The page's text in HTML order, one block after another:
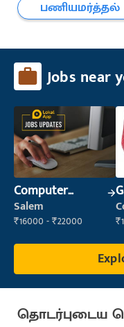
பணியமர்த்தல்
Jobs near
Computer
Operator
Salem
₹16000 - ₹22000
தொடர்புடைய